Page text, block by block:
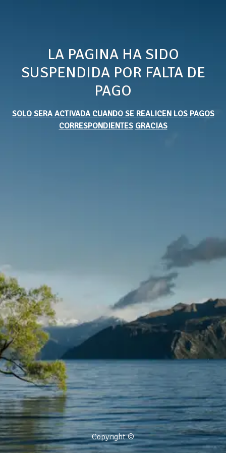
LA PAGINA HA SIDO
SUSPENDIDA POR FALTA DE
PAGO
SOLO SERA ACTIVADA CUANDO SE REALICEN LOS PAGOS
CORRESPONDIENTES GRACIAS
Copyright ©